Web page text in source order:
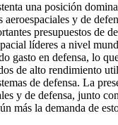
una posición
y de
presupuestos de
líderes a nivel
gasto en defensa, lo
de alto rendimiento
de defensa. La
y de defensa, junto
más la demanda de